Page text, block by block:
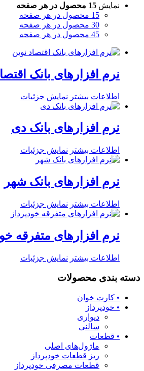
نمایش 15 محصول در هر صفحه
15 محصول در هر صفحه
30 محصول در هر صفحه
45 محصول در هر صفحه
نرم افزارهای بانک
اطلاعات بیشتر نمایش جزئیات
نرم افزارهای بانک دی
اطلاعات بیشتر نمایش جزئیات
نرم افزارهای بانک شهر
اطلاعات بیشتر نمایش جزئیات
نرم افزارهای متفرقه
اطلاعات بیشتر نمایش جزئیات
دسته بندی محصولات
• کارت خوان
• خودپرداز
دیواری
سالنی
• قطعات
ماژول‌های اصلی
ریز قطعات خودپرداز
قطعات مصرفی خودپرداز